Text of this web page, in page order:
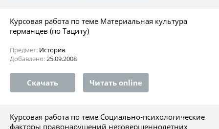
Курсовая работа по теме Материальная культура
германцев (по Тациту)
Предмет: История
Добавлено:25.09.2008
Скачать Читать online
Курсовая работа по теме Социально-психологические
факторы правонарушений несовершеннолетних